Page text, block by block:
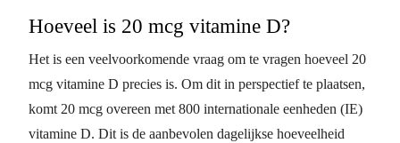
Hoeveel is 20 mcg vitamine D?
Het is een veelvoorkomende vraag om te vragen hoeveel 20
mcg vitamine D precies is. Om dit in perspectief te plaatsen,
komt 20 mcg overeen met 800 internationale eenheden (IE)
vitamine D. Dit is de aanbevolen dagelijkse hoeveelheid